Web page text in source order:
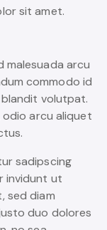
sit amet.
malesuada arcu
commodo id
blandit volutpat.
arcu aliquet
sadipscing
invidunt ut
sed diam
duo dolores